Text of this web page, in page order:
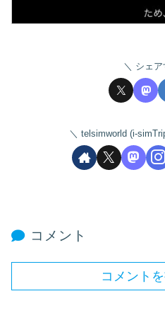
シェア
telsimworld (i-
コメント
コメント